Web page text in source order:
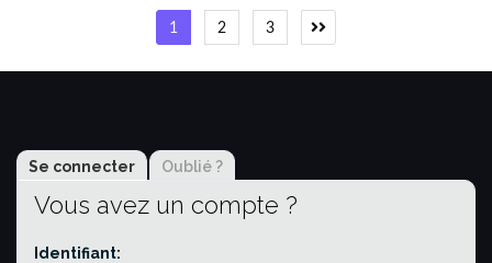
Pagination
des
1 2 3
Se connecter Oublié ?
Vous avez un compte ?
Identifiant: